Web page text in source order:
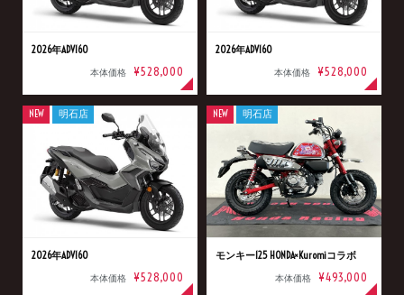
2026年ADV160
本体価格 ¥528,000
2026年ADV160
本体価格 ¥528,000
2026年ADV160
本体価格 ¥528,000
NEW 明石店
モンキー125 HONDA×Kuromiコラボ
本体価格 ¥493,000
NEW 明石店